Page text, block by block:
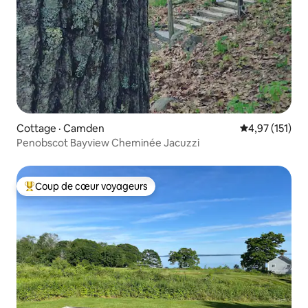
Cottage · Camden Note
4,97 (151)
Penobscot Bayview Cheminée Jacuzzi
Coup de cœur voyageurs parmi les plus aimés
Coup de cœur voyageurs